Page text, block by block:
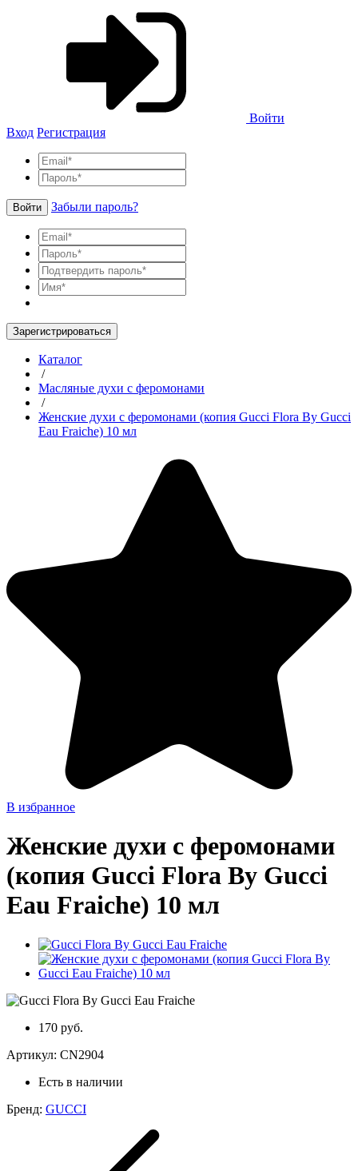
Войти
Вход Регистрация
Войти Забыли пароль?
Зарегистрироваться
Каталог
/
Масляные духи с феромонами
/
Женские духи с феромонами (копия Gucci Flora By Gucci
Eau Fraiche) 10 мл
В избранное
Женские духи с феромонами
(копия Gucci Flora By Gucci
Eau Fraiche) 10 мл
170 руб.
Артикул: CN2904
Есть в наличии
Бренд: GUCCI